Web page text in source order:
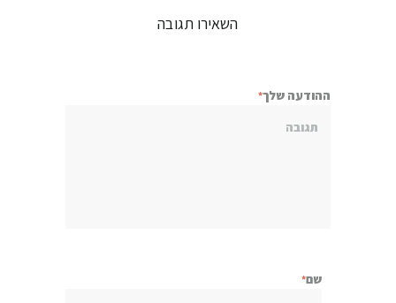
השאירו תגובה
ההודעה שלך
שם